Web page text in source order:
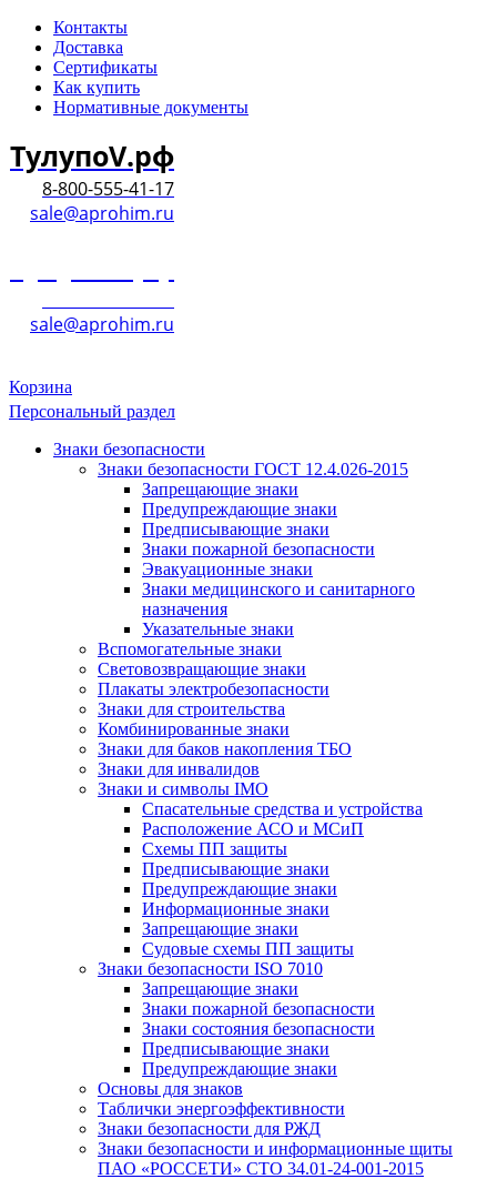
Контакты
Доставка
Сертификаты
Как купить
Нормативные документы
ТулупоV.рф
8-800-555-41-17
sale@aprohim.ru
sale@aprohim.ru
Корзина
Персональный раздел
Знаки безопасности
Знаки безопасности ГОСТ 12.4.026-2015
Запрещающие знаки
Предупреждающие знаки
Предписывающие знаки
Знаки пожарной безопасности
Эвакуационные знаки
Знаки медицинского и санитарного
назначения
Указательные знаки
Вспомогательные знаки
Световозвращающие знаки
Плакаты электробезопасности
Знаки для строительства
Комбинированные знаки
Знаки для баков накопления ТБО
Знаки для инвалидов
Знаки и символы IMO
Спасательные средства и устройства
Расположение АСО и МСиП
Схемы ПП защиты
Предписывающие знаки
Предупреждающие знаки
Информационные знаки
Запрещающие знаки
Судовые схемы ПП защиты
Знаки безопасности ISO 7010
Запрещающие знаки
Знаки пожарной безопасности
Знаки состояния безопасности
Предписывающие знаки
Предупреждающие знаки
Основы для знаков
Таблички энергоэффективности
Знаки безопасности для РЖД
Знаки безопасности и информационные щиты
ПАО «РОССЕТИ» СТО 34.01-24-001-2015